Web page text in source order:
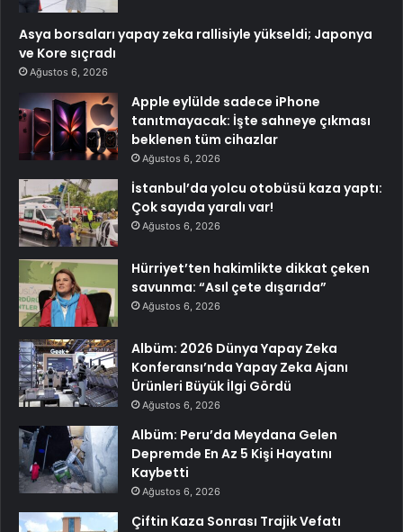
Asya borsaları yapay zeka rallisiyle yükseldi; Japonya
ve Kore sıçradı
Ağustos 6, 2026
Apple eylülde sadece iPhone
tanıtmayacak: İşte sahneye çıkması
beklenen tüm cihazlar
Ağustos 6, 2026
İstanbul’da yolcu otobüsü kaza yaptı:
Çok sayıda yaralı var!
Ağustos 6, 2026
Hürriyet’ten hakimlikte dikkat çeken
savunma: “Asıl çete dışarıda”
Ağustos 6, 2026
Albüm: 2026 Dünya Yapay Zeka
Konferansı’nda Yapay Zeka Ajanı
Ürünleri Büyük İlgi Gördü
Ağustos 6, 2026
Albüm: Peru’da Meydana Gelen
Depremde En Az 5 Kişi Hayatını
Kaybetti
Ağustos 6, 2026
Çiftin Kaza Sonrası Trajik Vefatı